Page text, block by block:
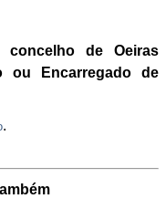
de Oeiras
ou Encarregado de
.